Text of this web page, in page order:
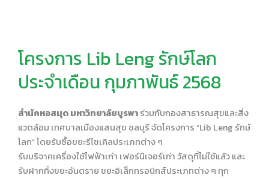
โครงการ Lib Leng รักษ์โลก
ประจำเดือน กุมภาพันธ์ 2568
สำนักหอสมุด มหาวิทยาลัยบูรพาร่วมกับกองสาธารณสุขและสิ่ง
แวดล้อม เทศบาลเมืองแสนสุข ชลบุรี จัดโครงการ “Lib Leng รักษ์
โลก” โดยรับซื้อขยะรีไซเคิลประเภทต่าง ๆ
รับบริจาคเครื่องใช้ไฟฟ้าเก่า เฟอร์นิเจอร์เก่า วัสดุที่ไม่ใช้แล้ว และ
รับฝากทิ้งขยะอันตราย ขยะอิเล็กทรอนิกส์ประเภทต่าง ๆ ทุก